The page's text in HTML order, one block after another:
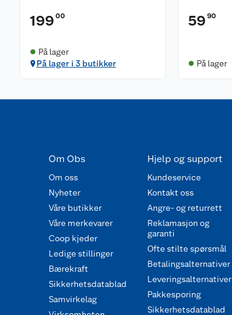
199 00
På lager
På lager i 3 butikker
59 90
På lager
Om Obs
Om oss
Nyheter
Våre butikker
Våre merkevarer
Coop kjeder
Ledige stillinger
Bærekraft
Sikkerhetsdatablad
Samvirkelag
Hjelp og support
Kundeservice
Kontakt oss
Angre- og returrett
Reklamasjon og
garanti
Ofte stilte spørsmål
Betalingsalternativer
Leveringsalternativer
Pakkesporing
Sikkerhetsdatablad